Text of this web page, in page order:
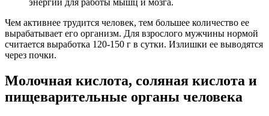
Чем активнее трудится человек, тем большее количество ее
вырабатывает его организм. Для взрослого мужчины нормой
считается выработка 120-150 г в сутки. Излишки ее выводятся
через почки.
Молочная кислота, соляная кислота и
пищеварительные органы человека